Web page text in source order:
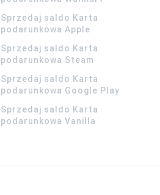
Sprzedaj saldo Karta
podarunkowa Apple
Sprzedaj saldo Karta
podarunkowa Steam
Sprzedaj saldo Karta
podarunkowa Google Play
Sprzedaj saldo Karta
podarunkowa Vanilla